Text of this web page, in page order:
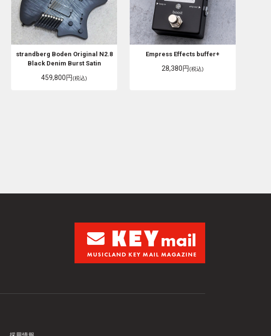
strandberg Boden Original N2.8
Black Denim Burst Satin
459,800円(税込)
Empress Effects buffer+
28,380円(税込)